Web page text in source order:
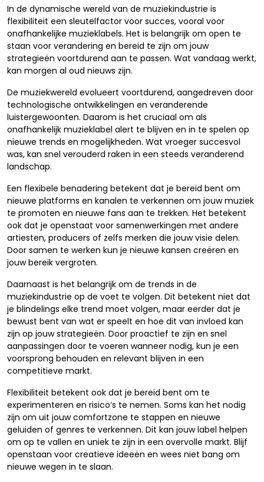
In de dynamische wereld van de muziekindustrie is
flexibiliteit een sleutelfactor voor succes, vooral voor
onafhankelijke muzieklabels. Het is belangrijk om open te
staan voor verandering en bereid te zijn om jouw
strategieën voortdurend aan te passen. Wat vandaag werkt,
kan morgen al oud nieuws zijn.
De muziekwereld evolueert voortdurend, aangedreven door
technologische ontwikkelingen en veranderende
luistergewoonten. Daarom is het cruciaal om als
onafhankelijk muzieklabel alert te blijven en in te spelen op
nieuwe trends en mogelijkheden. Wat vroeger succesvol
was, kan snel verouderd raken in een steeds veranderend
landschap.
Een flexibele benadering betekent dat je bereid bent om
nieuwe platforms en kanalen te verkennen om jouw muziek
te promoten en nieuwe fans aan te trekken. Het betekent
ook dat je openstaat voor samenwerkingen met andere
artiesten, producers of zelfs merken die jouw visie delen.
Door samen te werken kun je nieuwe kansen creëren en
jouw bereik vergroten.
Daarnaast is het belangrijk om de trends in de
muziekindustrie op de voet te volgen. Dit betekent niet dat
je blindelings elke trend moet volgen, maar eerder dat je
bewust bent van wat er speelt en hoe dit van invloed kan
zijn op jouw strategieën. Door proactief te zijn en snel
aanpassingen door te voeren wanneer nodig, kun je een
voorsprong behouden en relevant blijven in een
competitieve markt.
Flexibiliteit betekent ook dat je bereid bent om te
experimenteren en risico’s te nemen. Soms kan het nodig
zijn om uit jouw comfortzone te stappen en nieuwe
geluiden of genres te verkennen. Dit kan jouw label helpen
om op te vallen en uniek te zijn in een overvolle markt. Blijf
openstaan voor creatieve ideeën en wees niet bang om
nieuwe wegen in te slaan.